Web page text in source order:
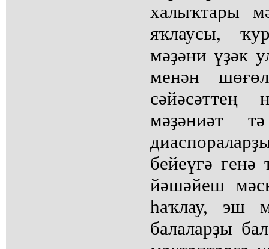
халыҡтары
яҡлаусы,
мәҙәни үҙәк
менән
мәҙәниәт
бейеүгә
йәшәйеш
һаҡлау, эш
балаларҙы